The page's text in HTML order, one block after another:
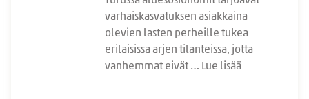
varhaiskasvatuksen asiakkaina
olevien lasten perheille tukea
erilaisissa arjen tilanteissa, jotta
vanhemmat eivät … Lue lisää